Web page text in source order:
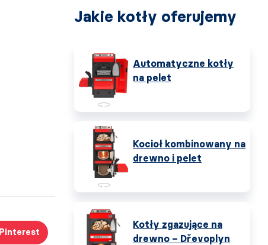
Pinterest
Jakie kotły oferujemy
Automatyczne kotły
na pelet
Kocioł kombinowany na
drewno i pelet
Kotły zgazujące na
drewno – Dřevoplyn